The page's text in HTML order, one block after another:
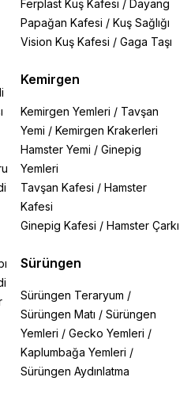
Ferplast Kuş Kafesi / Dayang
Papağan Kafesi / Kuş Sağlığı
Vision Kuş Kafesi / Gaga Taşı
Kemirgen
Kemirgen Yemleri / Tavşan
Yemi / Kemirgen Krakerleri
Hamster Yemi / Ginepig
Yemleri
Tavşan Kafesi / Hamster
Kafesi
Ginepig Kafesi / Hamster Çarkı
Sürüngen
Sürüngen Teraryum /
Sürüngen Matı / Sürüngen
Yemleri / Gecko Yemleri /
Kaplumbağa Yemleri /
Sürüngen Aydınlatma